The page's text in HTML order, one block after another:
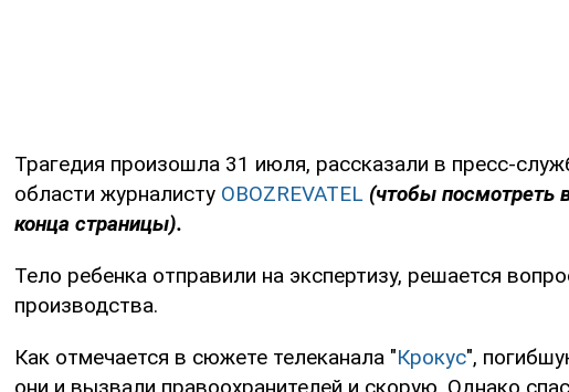
Трагедия произошла 31 июля, рассказали в пресс-
области журналисту OBOZREVATEL (чтобы посмотреть
конца страницы).
Тело ребенка отправили на экспертизу, решается
производства.
Как отмечается в сюжете телеканала "Крокус",